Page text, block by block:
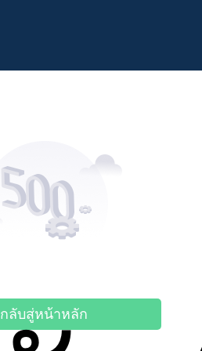
กลับสู่หน้าหลัก